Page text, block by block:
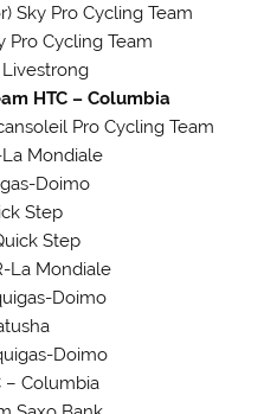
Sky Pro Cycling Team
Pro Cycling Team
Livestrong
HTC – Columbia
Pro Cycling Team
La Mondiale
Doimo
Step
Step
La Mondiale
Doimo
Doimo
– Columbia